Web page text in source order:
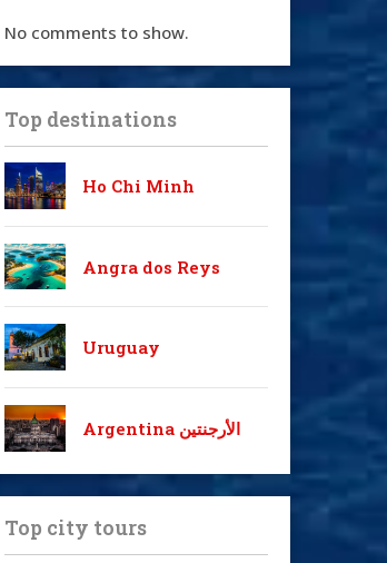
No comments to show.
Top destinations
Ho Chi Minh
Angra dos Reys
Uruguay
Argentina الأرجنتين
Top city tours